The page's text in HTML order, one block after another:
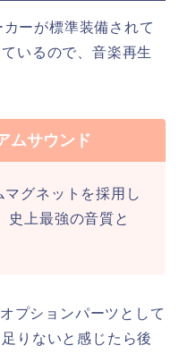
ーが標準装備されて
いるので、音楽再生
ムサウンド
グネットを採用し
史上最強の音質と
プションパーツとして
りないと感じたら後